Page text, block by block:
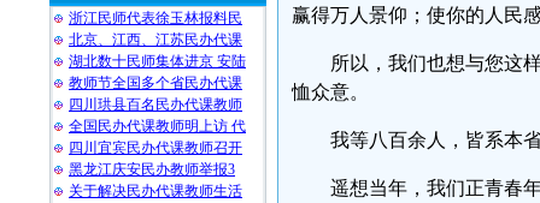
浙江民师代表徐玉林报料民
北京、江西、江苏民办代课
湖北数十民师集体进京 安陆
教师节全国多个省民办代课
四川珙县百名民办代课教师
全国民办代课教师明上访 代
四川宜宾民办代课教师召开
黑龙江庆安民办教师举报3
关于解决民办代课教师生活
赢得万人景仰；使你的人民
所以，我们也想与您这
恤众意。
我等八百余人，皆系本
遥想当年，我们正青春